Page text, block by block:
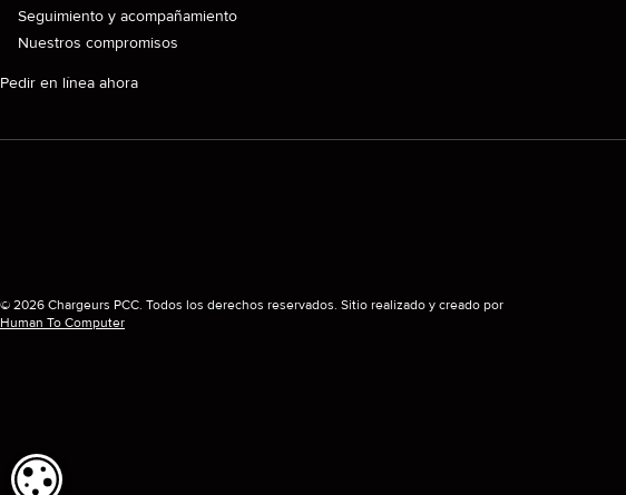
Seguimiento y acompañamiento
Nuestros compromisos
Pedir en línea ahora
© 2026 Chargeurs PCC. Todos los derechos reservados. Sitio realizado y creado por
Human To Computer
CONFIGURACIÓN DE COOKIES